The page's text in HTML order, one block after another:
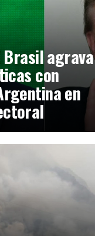
Brasil agrava
con
en